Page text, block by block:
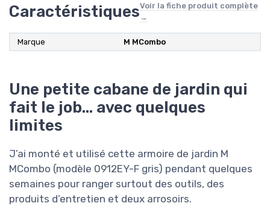
CaractéristiquesVoir la fiche produit complète
→
Marque M MCombo
Une petite cabane de jardin qui
fait le job… avec quelques
limites
J’ai monté et utilisé cette armoire de jardin M
MCombo (modèle 0912EY-F gris) pendant quelques
semaines pour ranger surtout des outils, des
produits d’entretien et deux arrosoirs.